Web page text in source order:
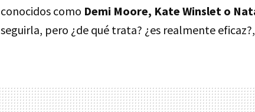
conocidos como Demi Moore, Kate Winslet o
seguirla, pero ¿de qué trata? ¿es realmente